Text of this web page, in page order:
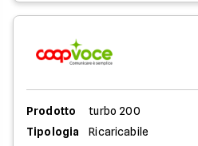
Prodotto
turbo 200
Tipologia
Ricaricabile